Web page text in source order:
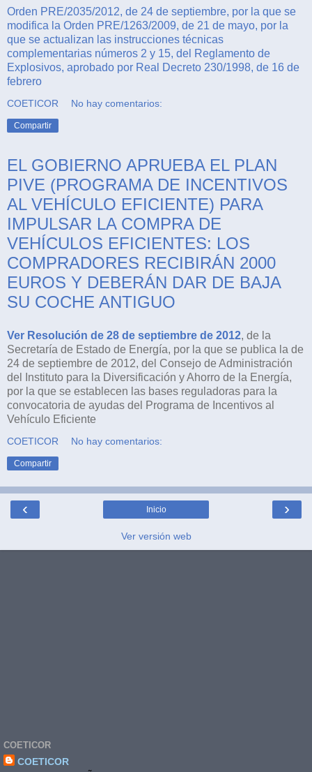
Orden PRE/2035/2012, de 24 de septiembre, por la que se
modifica la Orden PRE/1263/2009, de 21 de mayo, por la
que se actualizan las instrucciones técnicas
complementarias números 2 y 15, del Reglamento de
Explosivos, aprobado por Real Decreto 230/1998, de 16 de
febrero
COETICOR No hay comentarios:
Compartir
EL GOBIERNO APRUEBA EL PLAN
PIVE (PROGRAMA DE INCENTIVOS
AL VEHÍCULO EFICIENTE) PARA
IMPULSAR LA COMPRA DE
VEHÍCULOS EFICIENTES: LOS
COMPRADORES RECIBIRÁN 2000
EUROS Y DEBERÁN DAR DE BAJA
SU COCHE ANTIGUO
Ver Resolución de 28 de septiembre de 2012, de la
Secretaría de Estado de Energía, por la que se publica la de
24 de septiembre de 2012, del Consejo de Administración
del Instituto para la Diversificación y Ahorro de la Energía,
por la que se establecen las bases reguladoras para la
convocatoria de ayudas del Programa de Incentivos al
Vehículo Eficiente
COETICOR No hay comentarios:
Compartir
‹ ›
Inicio
Ver versión web
COETICOR
COETICOR